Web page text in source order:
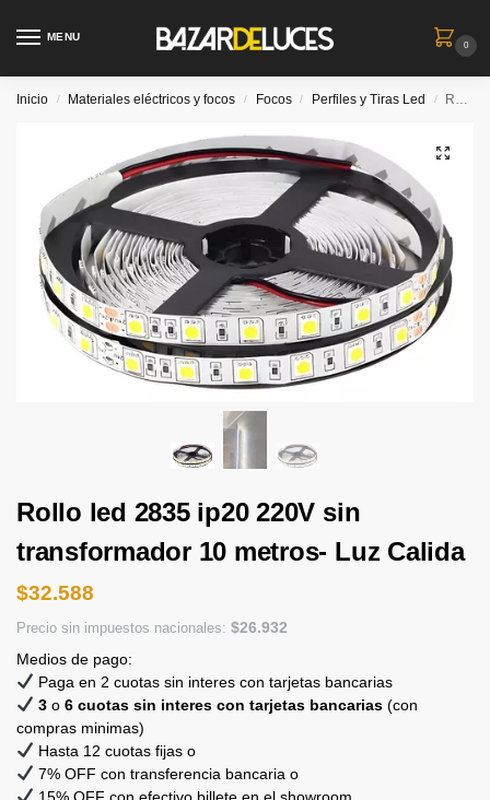
MENU
0
Inicio / Materiales eléctricos y focos / Focos / Perfiles y Tiras Led / Rollo led 2835 ip20 220V sin transformador 10 metros- Luz Calida
Rollo led 2835 ip20 220V sin
transformador 10 metros- Luz Calida
$32.588
Precio sin impuestos nacionales: $26.932
Medios de pago:
Paga en 2 cuotas sin interes con tarjetas bancarias
3o 6 cuotas sin interes con tarjetas bancarias(con
compras minimas)
Hasta 12 cuotas fijas o
7% OFF con transferencia bancaria o
15% OFF con efectivo billete en el showroom